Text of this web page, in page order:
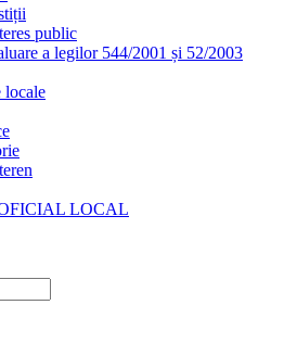
public
a legilor 544/2001 și 52/2003
locale
LOCAL